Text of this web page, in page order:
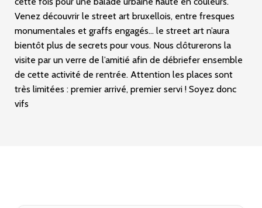
Venez découvrir le street art bruxellois, entre fresques
monumentales et graffs engagés… le street art n’aura
bientôt plus de secrets pour vous. Nous clôturerons la
visite par un verre de l’amitié afin de débriefer ensemble
de cette activité de rentrée. Attention les places sont
très limitées : premier arrivé, premier servi ! Soyez donc
vifs